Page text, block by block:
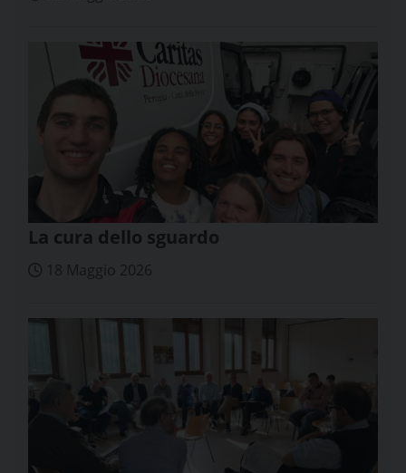
La cura dello sguardo
18 Maggio 2026